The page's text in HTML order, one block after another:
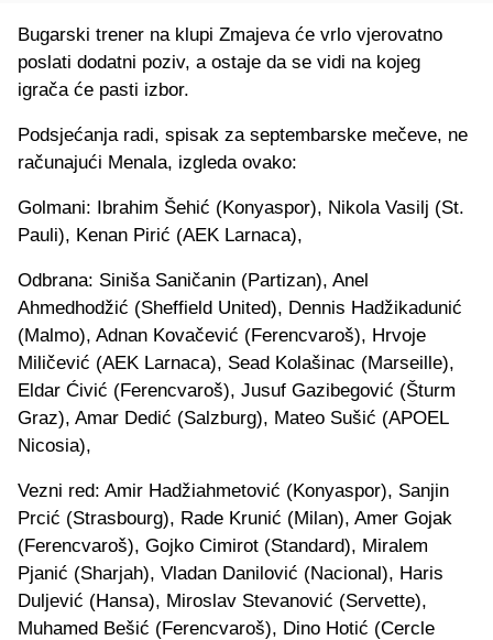
Bugarski trener na klupi Zmajeva će vrlo vjerovatno
poslati dodatni poziv, a ostaje da se vidi na kojeg
igrača će pasti izbor.
Podsjećanja radi, spisak za septembarske mečeve, ne
računajući Menala, izgleda ovako:
Golmani: Ibrahim Šehić (Konyaspor), Nikola Vasilj (St.
Pauli), Kenan Pirić (AEK Larnaca),
Odbrana: Siniša Saničanin (Partizan), Anel
Ahmedhodžić (Sheffield United), Dennis Hadžikadunić
(Malmo), Adnan Kovačević (Ferencvaroš), Hrvoje
Miličević (AEK Larnaca), Sead Kolašinac (Marseille),
Eldar Ćivić (Ferencvaroš), Jusuf Gazibegović (Šturm
Graz), Amar Dedić (Salzburg), Mateo Sušić (APOEL
Nicosia),
Vezni red: Amir Hadžiahmetović (Konyaspor), Sanjin
Prcić (Strasbourg), Rade Krunić (Milan), Amer Gojak
(Ferencvaroš), Gojko Cimirot (Standard), Miralem
Pjanić (Sharjah), Vladan Danilović (Nacional), Haris
Duljević (Hansa), Miroslav Stevanović (Servette),
Muhamed Bešić (Ferencvaroš), Dino Hotić (Cercle